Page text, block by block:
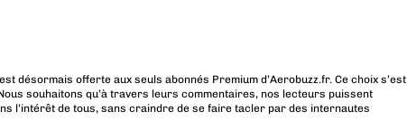
désormais offerte aux seuls abonnés Premium d’Aerobuzz.fr. Ce choix s’est
souhaitons qu’à travers leurs commentaires, nos lecteurs puissent
l’intérêt de tous, sans craindre de se faire tacler par des internautes